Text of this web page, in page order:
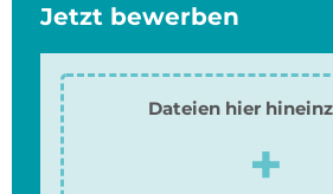
Jetzt bewerben
Dateien hier